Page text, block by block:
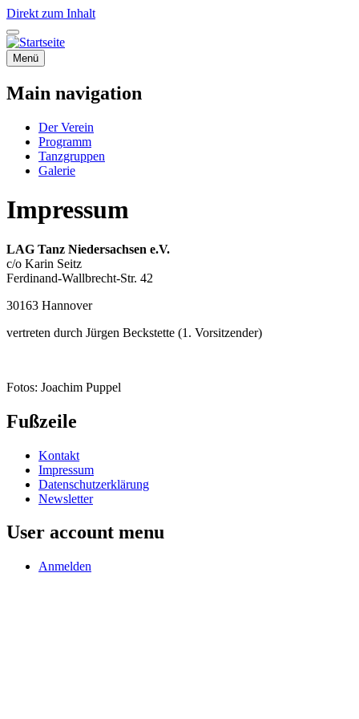
Direkt zum Inhalt
Menü
Main navigation
Der Verein
Programm
Tanzgruppen
Galerie
Impressum
LAG Tanz Niedersachsen e.V.
c/o Karin Seitz
Ferdinand-Wallbrecht-Str. 42
30163 Hannover
vertreten durch Jürgen Beckstette (1. Vorsitzender)
Fotos: Joachim Puppel
Fußzeile
Kontakt
Impressum
Datenschutzerklärung
Newsletter
User account menu
Anmelden